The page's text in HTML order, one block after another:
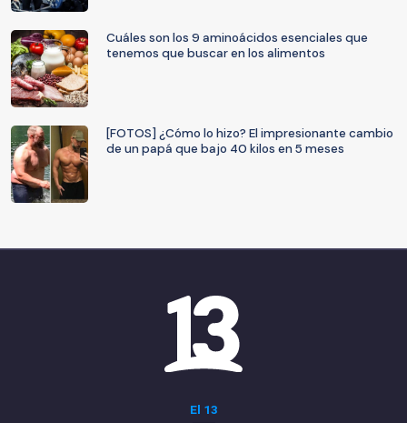
Cuáles son los 9 aminoácidos esenciales que
tenemos que buscar en los alimentos
[FOTOS] ¿Cómo lo hizo? El impresionante cambio
de un papá que bajo 40 kilos en 5 meses
El 13